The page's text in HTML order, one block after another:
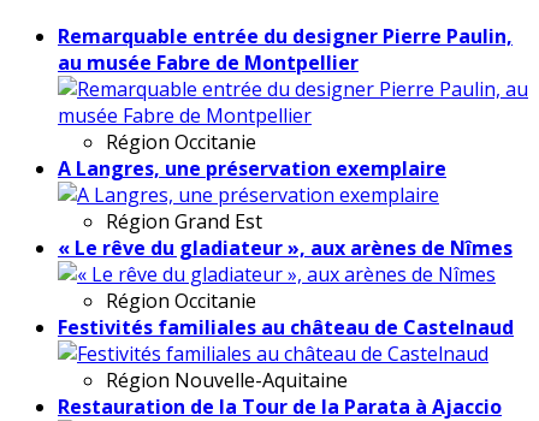
Remarquable entrée du designer Pierre Paulin,
au musée Fabre de Montpellier
Région Occitanie
A Langres, une préservation exemplaire
Région Grand Est
« Le rêve du gladiateur », aux arènes de Nîmes
Région Occitanie
Festivités familiales au château de Castelnaud
Région Nouvelle-Aquitaine
Restauration de la Tour de la Parata à Ajaccio